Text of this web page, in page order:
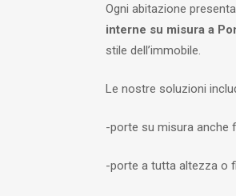
Ogni abitazione
interne su misura a
stile dell’immobile.
Le nostre soluzioni
-porte su misura anche
-porte a tutta altezza o